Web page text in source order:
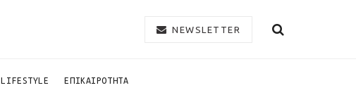
NEWSLETTER
LIFESTYLE ΕΠΙΚΑΙΡΟΤΗΤΑ